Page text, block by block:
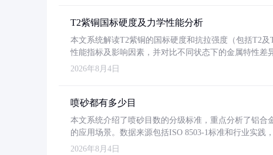
T2紫铜国标硬度及力学性能分析
本文系统解读T2紫铜的国标硬度和抗拉强度（包括T2
性能指标及影响因素，并对比不同状态下的金属特性差
2026年8月4日
喷砂都有多少目
本文系统介绍了喷砂目数的分级标准，重点分析了铝合
的应用场景。数据来源包括ISO 8503-1标准和行业实践
2026年8月4日